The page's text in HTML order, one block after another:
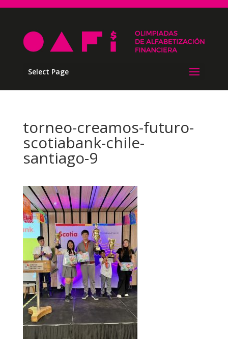
Select Page
torneo-creamos-futuro-
scotiabank-chile-
santiago-9